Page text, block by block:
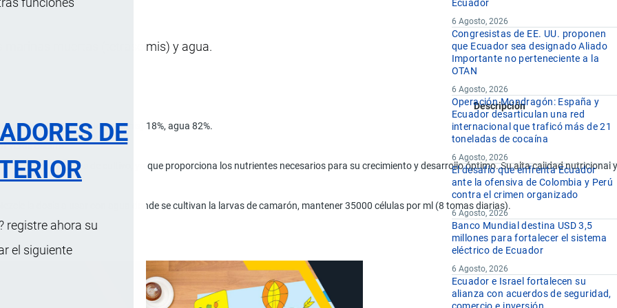
DE
registre ahora su
el siguiente
marinas muertas (tetraselmis) y agua.
Descripción
muertas (tetraselmis) 18%, agua 82%.
verde oscuro.
para los camarones de cultivo, ya que proporciona los nutrientes necesarios para su crecimiento y desarrollo óptimo. Su alta calidad
la dosis a usar con agua donde se cultivan la larvas de camarón, mantener 35000 células por ml (8 tomas diarias).
Ecuador
6 Agosto, 2026
Congresistas de EE. UU. proponen
que Ecuador sea designado Aliado
Importante no perteneciente a la
OTAN
6 Agosto, 2026
Operación Mondragón: España y
Ecuador desarticulan una red
internacional que traficó más de 21
toneladas de cocaína
6 Agosto, 2026
El desafío que enfrenta Ecuador
ante la ofensiva de Colombia y Perú
contra el crimen organizado
6 Agosto, 2026
Banco Mundial destina USD 3,5
millones para fortalecer el sistema
eléctrico de Ecuador
6 Agosto, 2026
Ecuador e Israel fortalecen su
alianza con acuerdos de seguridad,